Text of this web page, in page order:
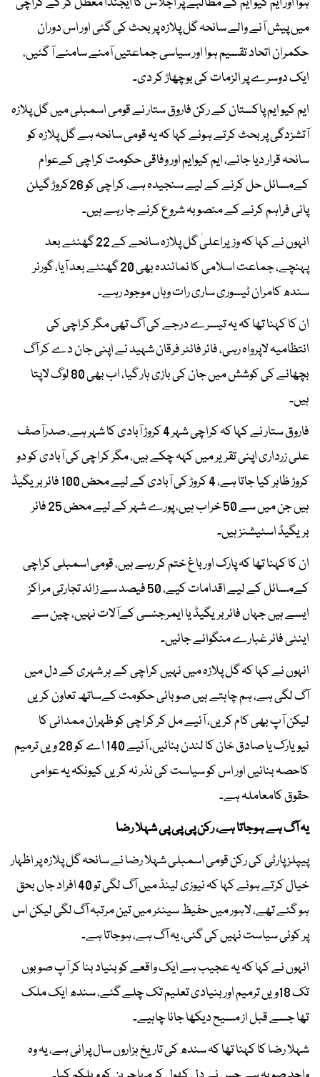
میں پیش آنے والے سانحہ گل پلازہ پر بحث کی گئی اور اس دوران
حکمران اتحاد تقسیم ہوا اور سیاسی جماعتیں آمنے سامنے آ گئیں،
ایک دوسرے پر الزمات کی بوچھاڑ کر دی۔
ایم کیو ایم پاکستان کے رکن فاروق ستار نے قومی اسمبلی میں گل پلازہ
آتشزدگی پربحث کرتے ہوئے کہا کہ یہ قومی سانحہ ہے گل پلازہ کو
سانحہ قرار دیا جائے، ایم کیوایم اور وفاقی حکومت کراچی کےعوام
کےمسائل حل کرنے کے لیے سنجیدہ ہے، کراچی کو 26کروڑ گیلن
پانی فراہم کرنے کے منصوبہ شروع کرنے جا رہے ہیں۔
انہوں نے کہا کہ وزیراعلیٰ گل پلازہ سانحے کے 22 گھنٹے بعد
پہنچے، جماعت اسلامی کا نمائندہ بھی 20 گھنٹے بعد آیا، گورنر
سندھ کامران ٹیسوری ساری رات وہاں موجود رہے۔
ان کا کہنا تھا کہ یہ تیسرے درجے کی آگ تھی مگر کراچی کی
انتظامیہ لاپرواہ رہی، فائر فائٹر فرقان شہید نے اپنی جان دے کر آگ
بچھانے کی کوشش میں جان کی بازی ہار گیا، اب بھی 80 لوگ لاپتا
ہیں۔
فاروق ستار نے کہا کہ کراچی شہر 4 کروڑ آبادی کا شہر ہے، صدرآصف
علی زرداری اپنی تقریر میں کہہ چکے ہیں، مگر کراچی کی آبادی کو دو
کروڑ ظاہر کیا جاتا ہے، 4 کروڑ کی آبادی کے لیے محض 100 فائربریگیڈ
ہیں جن میں سے 50 خراب ہیں، پورے شہر کے لیے محض 25 فائر
بریگیڈ اسٹیشنز ہیں۔
ان کا کہنا تھا کہ پارک اور باغ ختم کر رہے ہیں، قومی اسمبلی کراچی
کےمسائل کے لیے اقدامات کیے، 50 فیصد سے زائد تجارتی مراکز
ایسے ہیں جہاں فائربریگیڈ یا ایمرجنسی کےآلات نہیں، چین سے
اینٹی فائر غبارے منگوائے جائیں۔
انہوں نے کہا کہ گل پلازہ میں نہیں کراچی کے ہر شہری کے دل میں
آگ لگی ہے، ہم چاہتے ہیں صوبائی حکومت کےساتھ تعاون کریں
لیکن آپ بھی کام کریں، آئیے مل کر کراچی کو ظہران ممدانی کا
نیویارک یا صادق خان کا لندن بنائیں، آئیے 140 اے کو 28 ویں ترمیم
کاحصہ بنائیں اور اس کو سیاست کی نذر نہ کریں کیونکہ یہ عوامی
حقوق کامعاملہ ہے۔
یہ آگ ہے ہوجاتا ہے، رکن پی پی پی شہلا رضا
پیپلز پارٹی کی رکن قومی اسمبلی شہلا رضا نے سانحہ گل پلازہ پر اظہار
خیال کرتے ہوئے کہا کہ نیوزی لینڈ میں آگ لگی تو 40 افراد جاں بحق
ہو گئے تھے، لاہور میں حفیظ سینٹر میں تین مرتبہ آگ لگی لیکن اس
پر کوئی سیاست نہیں کی گئی، یہ آگ ہے، ہوجاتا ہے۔
انہوں نے کہا کہ یہ عجیب ہے ایک واقعے کو بنیاد بنا کر آپ صوبوں
تک 18ویں ترمیم اور بنیادی تعلیم تک چلے گئے، سندھ ایک ملک
تھا جسے قبل از مسیح دیکھا جانا چاہیے۔
شہلا رضا کا کہنا تھا کہ سندھ کی تاریخ ہزاروں سال پرانی ہے، یہ وہ